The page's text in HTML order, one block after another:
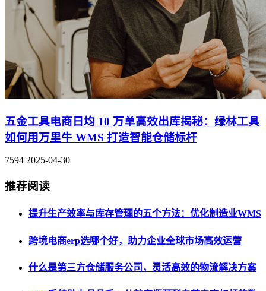
五金工具电商日均 10 万单高效出库揭秘：绿林工具
如何用万里牛 WMS 打造智能仓储标杆
7594 2025-04-30
推荐阅读
提升生产效率与库存管理的五个方法：优化制造业WMS
跨境电商erp选哪个好，助力企业全球市场高效运营
什么是第三方仓储服务公司，灵活高效的物流解决方案